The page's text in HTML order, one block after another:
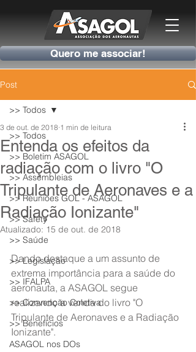
Quero me associar!
Post
>> Todos
>> Boletim ASAGOL
>> Assembleias
>> Reuniões GOL - ASAGOL
>> Safety
>> Saúde
>> Legislação
>> IFALPA
>> Convenção Coletiva
>> Benefícios
ASAGOL nos DOs
>> Todos
Entenda os efeitos da
radiação com o livro "O
Tripulante de Aeronaves e a
Radiação Ionizante"
3 de out. de 2018 1 min de leitura
Atualizado: 15 de out. de 2018
Dando destaque a um assunto de
extrema importância para a saúde do
aeronauta, a ASAGOL segue
realizando a venda do livro "O
Tripulante de Aeronaves e a Radiação
Ionizante".